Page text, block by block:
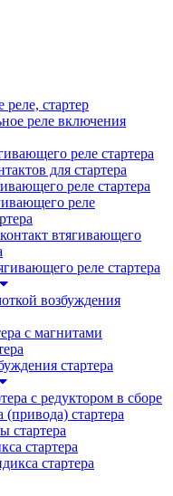
стартер
реле включения
реле стартера
для стартера
реле стартера
реле
втягивающего
реле стартера
возбуждения
с магнитами
стартера
с редуктором в сборе
(привода) стартера
стартера
стартера
стартера